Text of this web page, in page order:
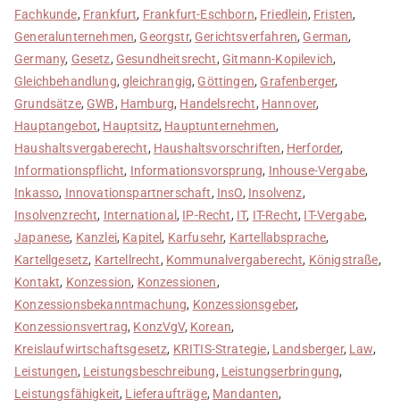
Fachkunde, Frankfurt, Frankfurt-Eschborn, Friedlein, Fristen,
Generalunternehmen, Georgstr, Gerichtsverfahren, German,
Germany, Gesetz, Gesundheitsrecht, Gitmann-Kopilevich,
Gleichbehandlung,gleichrangig, Göttingen, Grafenberger,
Grundsätze, GWB, Hamburg, Handelsrecht, Hannover,
Hauptangebot, Hauptsitz, Hauptunternehmen,
Haushaltsvergaberecht, Haushaltsvorschriften, Herforder,
Informationspflicht, Informationsvorsprung, Inhouse-Vergabe,
Inkasso, Innovationspartnerschaft, InsO, Insolvenz,
Insolvenzrecht, International , IP-Recht, IT, IT-Recht, IT-Vergabe,
Japanese, Kanzlei, Kapitel, Karfusehr, Kartellabsprache,
Kartellgesetz, Kartellrecht, Kommunalvergaberecht, Königstraße,
Kontakt, Konzession, Konzessionen,
Konzessionsbekanntmachung, Konzessionsgeber,
Konzessionsvertrag, KonzVgV, Korean,
Kreislaufwirtschaftsgesetz, KRITIS-Strategie, Landsberger, Law,
Leistungen, Leistungsbeschreibung, Leistungserbringung,
Leistungsfähigkeit, Lieferaufträge, Mandanten,